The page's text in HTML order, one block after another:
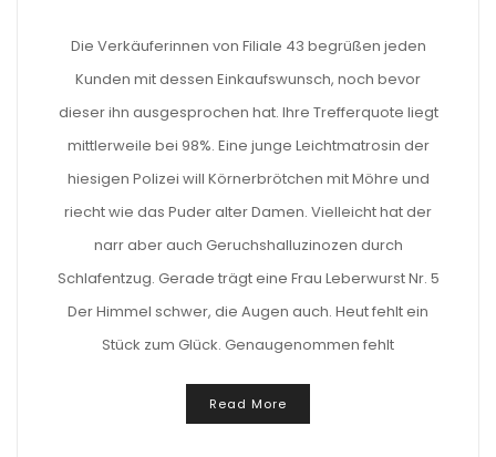
Die Verkäuferinnen von Filiale 43 begrüßen jeden
Kunden mit dessen Einkaufswunsch, noch bevor
dieser ihn ausgesprochen hat. Ihre Trefferquote liegt
mittlerweile bei 98%. Eine junge Leichtmatrosin der
hiesigen Polizei will Körnerbrötchen mit Möhre und
riecht wie das Puder alter Damen. Vielleicht hat der
narr aber auch Geruchshalluzinozen durch
Schlafentzug. Gerade trägt eine Frau Leberwurst Nr. 5
Der Himmel schwer, die Augen auch. Heut fehlt ein
Stück zum Glück. Genaugenommen fehlt
Read More